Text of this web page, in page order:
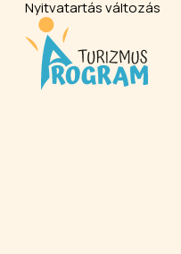
Nyitvatartás változás